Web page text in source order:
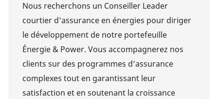
Nous recherchons un Conseiller Leader
courtier d'assurance en énergies pour diriger
le développement de notre portefeuille
Énergie & Power. Vous accompagnerez nos
clients sur des programmes d’assurance
complexes tout en garantissant leur
satisfaction et en soutenant la croissance